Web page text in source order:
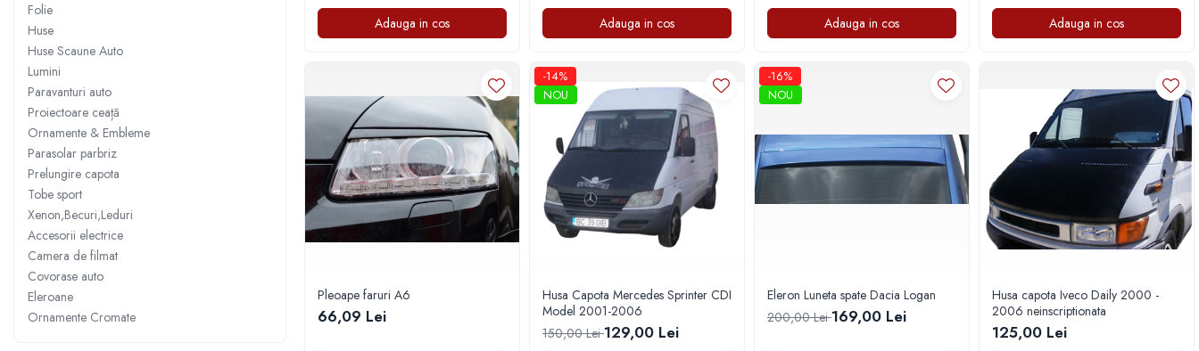
Stergatoare
Suspensi auto
Accesorii interior
Butuci volan
Centuri
Cotiere
Diverse accesorii interior
Huse Volan
Manson schimbator
Masute de bord
Schimbatoare
Folie
Huse
Huse Scaune Auto
Lumini
Paravanturi auto
Proiectoare ceață
Ornamente & Embleme
Parasolar parbriz
Prelungire capota
Tobe sport
Xenon,Becuri,Leduri
Accesorii electrice
Camera de filmat
Covorase auto
Eleroane
Ornamente Cromate
Adauga in cos Adauga in cos Adauga in cos Adauga in cos
Pleoape faruri A6
66,09 Lei
-14%
NOU
Husa Capota Mercedes Sprinter CDI
Model 2001-2006
150,00 Lei129,00 Lei
-16%
NOU
Eleron Luneta spate Dacia Logan
200,00 Lei169,00 Lei
Husa capota Iveco Daily 2000 -
2006 neinscriptionata
125,00 Lei